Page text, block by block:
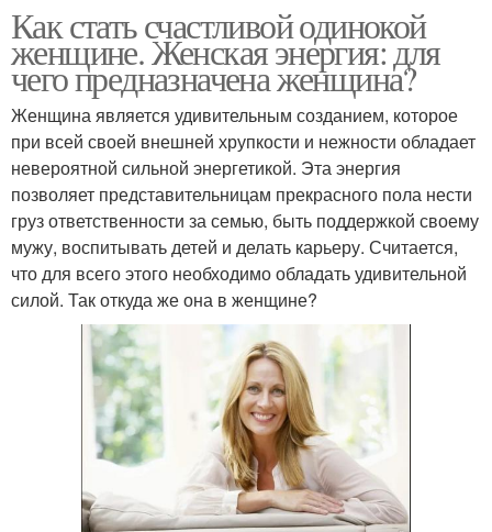
Как стать счастливой одинокой
женщине. Женская энергия: для
чего предназначена женщина?
Женщина является удивительным созданием, которое
при всей своей внешней хрупкости и нежности обладает
невероятной сильной энергетикой. Эта энергия
позволяет представительницам прекрасного пола нести
груз ответственности за семью, быть поддержкой своему
мужу, воспитывать детей и делать карьеру. Считается,
что для всего этого необходимо обладать удивительной
силой. Так откуда же она в женщине?